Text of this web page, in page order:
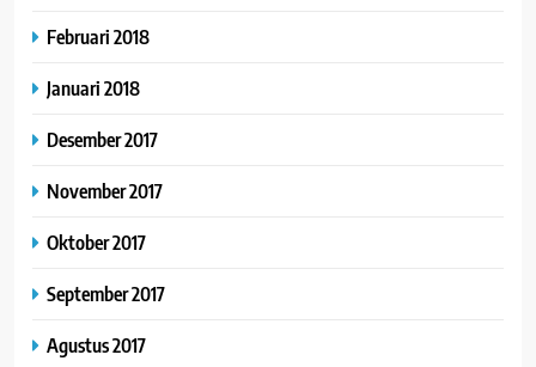
Februari 2018
Januari 2018
Desember 2017
November 2017
Oktober 2017
September 2017
Agustus 2017